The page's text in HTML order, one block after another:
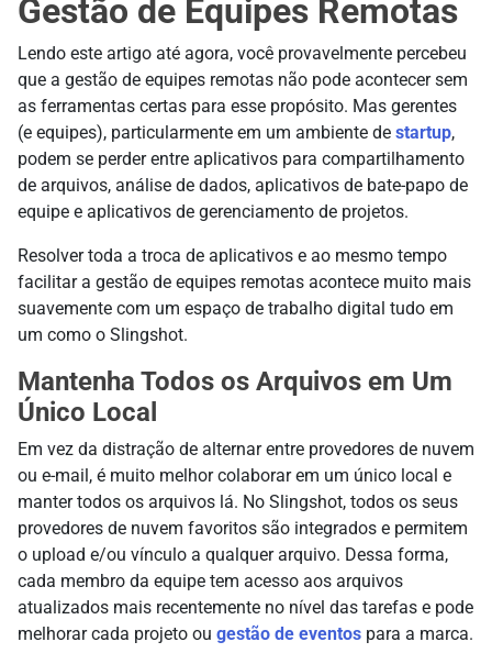
Gestão de Equipes Remotas
Lendo este artigo até agora, você provavelmente percebeu
que a gestão de equipes remotas não pode acontecer sem
as ferramentas certas para esse propósito. Mas gerentes
(e equipes), particularmente em um ambiente de startup,
podem se perder entre aplicativos para compartilhamento
de arquivos, análise de dados, aplicativos de bate-papo de
equipe e aplicativos de gerenciamento de projetos.
Resolver toda a troca de aplicativos e ao mesmo tempo
facilitar a gestão de equipes remotas acontece muito mais
suavemente com um espaço de trabalho digital tudo em
um como o Slingshot.
Mantenha Todos os Arquivos em Um
Único Local
Em vez da distração de alternar entre provedores de nuvem
ou e-mail, é muito melhor colaborar em um único local e
manter todos os arquivos lá. No Slingshot, todos os seus
provedores de nuvem favoritos são integrados e permitem
o upload e/ou vínculo a qualquer arquivo. Dessa forma,
cada membro da equipe tem acesso aos arquivos
atualizados mais recentemente no nível das tarefas e pode
melhorar cada projeto ou gestão de eventos para a marca.